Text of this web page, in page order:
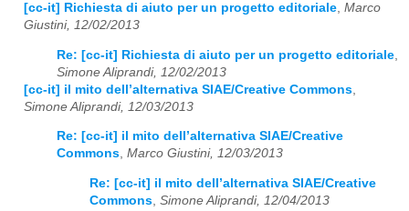
[cc-it] Richiesta di aiuto per un progetto editoriale, Marco
Giustini, 12/02/2013
Re: [cc-it] Richiesta di aiuto per un progetto editoriale
Simone Aliprandi, 12/02/2013
[cc-it] il mito dell’alternativa SIAE/Creative Commons
Simone Aliprandi, 12/03/2013
Re: [cc-it] il mito dell’alternativa SIAE/Creative
Commons, Marco Giustini, 12/03/2013
Re: [cc-it] il mito dell’alternativa SIAE/Creative
Commons Simone Aliprandi, 12/04/2013